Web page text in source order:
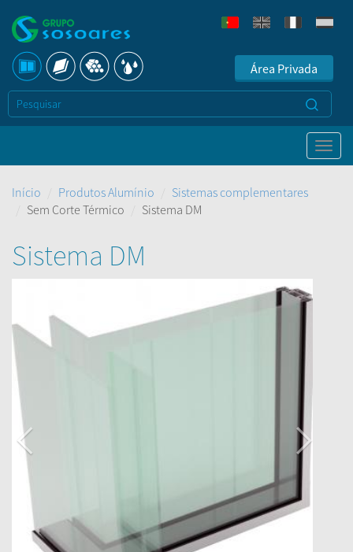
Área Privada
Início Produtos Alumínio
Sistemas complementares
Sem Corte Térmico
Sistema DM
Sistema DM